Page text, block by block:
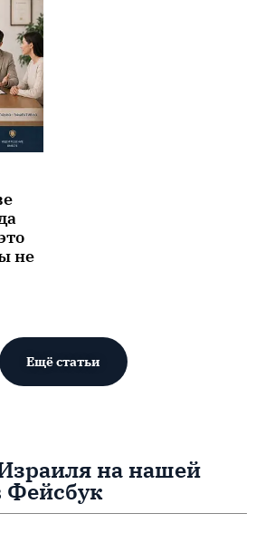
не
Ещё статьи
на нашей
Фейсбук